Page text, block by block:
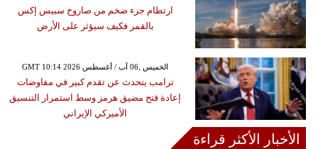
ارتطام جزء ضخم من صاروخ سبيس إكس
بالقمر فكيف سيؤثر على الأرض
GMT 10:14 2026 الخميس ,06 آب / أغسطس
ترامب يتحدث عن تقدم كبير في مفاوضات
إعادة فتح مضيق هرمز وسط استمرار التنسيق
الأميركي الإيراني
الأخبار الأكثر قراءة